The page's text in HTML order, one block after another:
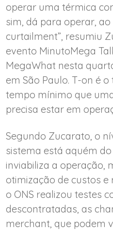
operar uma térmica
sim, dá para operar,
curtailment”, resumiu
evento MinutoMega
MegaWhat nesta
em São Paulo. T-on é
tempo mínimo que
precisa estar em
Segundo Zucarato, o
sistema está aquém
inviabiliza a operação,
otimização de custos e
o ONS realizou testes
descontratadas, as
merchant, que podem